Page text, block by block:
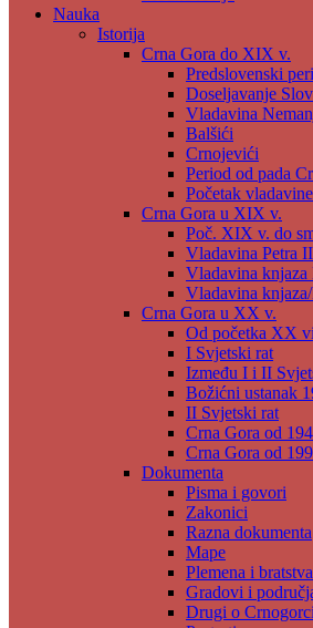
Nauka
Istorija
Crna Gora do XIX v.
Predslovenski
Doseljavanje
Vladavina
Balšići
Crnojevići
Period od pada
Početak
Crna Gora u XIX v.
Poč. XIX v. do
Vladavina Petra
Vladavina
Vladavina
Crna Gora u XX v.
Od početka XX
I Svjetski rat
Između I i II
Božićni ustanak
II Svjetski rat
Crna Gora od
Crna Gora od
Dokumenta
Pisma i govori
Zakonici
Razna dokumenta
Mape
Plemena i bratstva
Gradovi i
Drugi o